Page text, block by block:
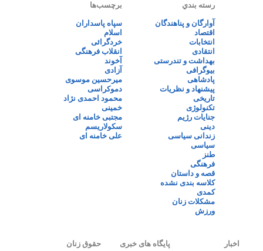
رسته بندي
آوارگان و پناهندگان
اقتصاد
انتخابات
انتقادی
بهداشت و تندرستی
بیوگرافی
پادشاهی
پیشنهاد و نظریات
تاریخی
تکنولوژی
جنایات رژیم
دینی
زندانی سیاسی
سیاسی
طنز
فرهنگی
قصه و داستان
کلاسه بندی نشده
کمدی
مشکلات زنان
ورزش
برچسب‌ها
سپاه پاسداران
اسلام
خردگرائی
انقلاب فرهنگی
آخوند
آزادی
میرحسین موسوی
دموکراسی
محمود احمدی نژاد
خمینی
مجتبی خامنه ای
سکولاریسم
علی خامنه ای
اخبار پایگاه های خبری حقوق زنان